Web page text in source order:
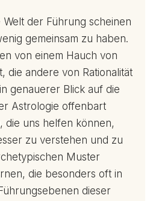
Welt der Führung scheinen
gemeinsam zu haben.
von einem Hauch von
die andere von Rationalität
genauerer Blick auf die
Astrologie offenbart
die uns helfen können,
zu verstehen und zu
Muster
die besonders oft in
dieser